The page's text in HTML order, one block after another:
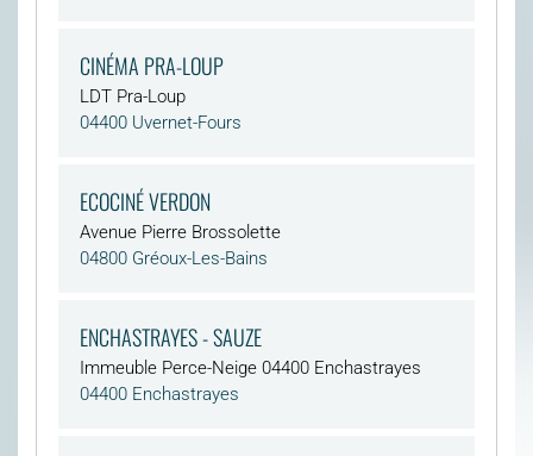
CINÉMA PRA-LOUP
LDT Pra-Loup
04400 Uvernet-Fours
ECOCINÉ VERDON
Avenue Pierre Brossolette
04800 Gréoux-Les-Bains
ENCHASTRAYES - SAUZE
Immeuble Perce-Neige 04400 Enchastrayes
04400 Enchastrayes